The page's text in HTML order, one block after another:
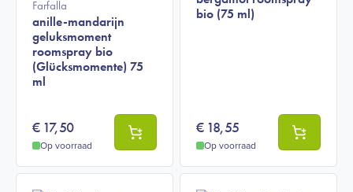
Farfalla
anille-mandarijn
geluksmoment
roomspray bio
(Glücksmomente) 75
ml
€17,50
Op voorraad
bio (75 ml)
€18,55
Op voorraad